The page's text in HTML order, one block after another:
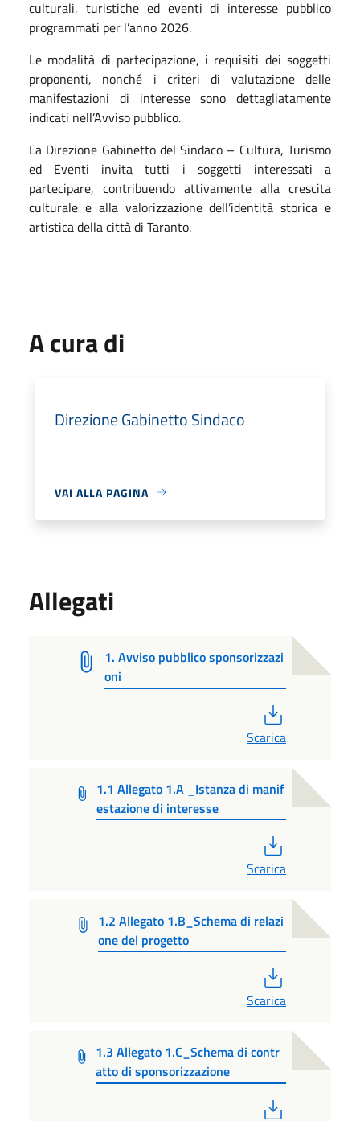
culturali, turistiche ed eventi di interesse pubblico
programmati per l’anno 2026.
Le modalità di partecipazione, i requisiti dei soggetti
proponenti, nonché i criteri di valutazione delle
manifestazioni di interesse sono dettagliatamente
indicati nell’Avviso pubblico.
La Direzione Gabinetto del Sindaco – Cultura, Turismo
ed Eventi invita tutti i soggetti interessati a
partecipare, contribuendo attivamente alla crescita
culturale e alla valorizzazione dell’identità storica e
artistica della città di Taranto.
A cura di
Direzione Gabinetto Sindaco
VAI ALLA PAGINA
Allegati
1. Avviso pubblico sponsorizzazi
oni
Scarica
1.1 Allegato 1.A _Istanza di manif
estazione di interesse
Scarica
1.2 Allegato 1.B_Schema di relazi
one del progetto
Scarica
1.3 Allegato 1.C_Schema di contr
atto di sponsorizzazione